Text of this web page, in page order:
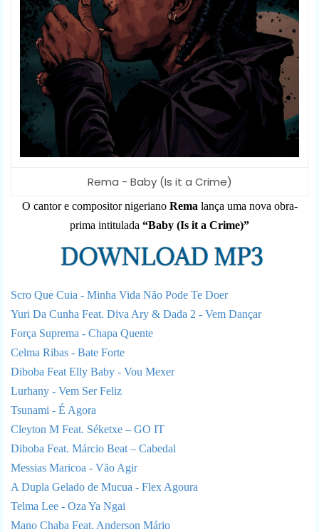
Rema - Baby (Is it a Crime)
O cantor e compositor nigeriano Rema lança uma nova obra-
prima intitulada “Baby (Is it a Crime)”
Scro Que Cuia - Minha Vida Não Pode Te Doer
Yuri Da Cunha Feat. Diva Ary & Dada 2 - Vem Dançar
Força Suprema - Chapa Quente
Celma Ribas - Bate Forte
Diboba Feat Elly Baby - Vou Mexer
Lurhany - Vem Ser Feliz
Tsunami - É Agora
Cleyton M Feat. Séketxe – GO IT
Diboba Feat. Márcio Beat – Cabedal
Messias Maricoa - Vão Agir
A Dupla Gelado de Mucua - Flex Agoura
Telma Lee - Oza Ya Ngai
Mano Chaba Feat. Anderson Mário